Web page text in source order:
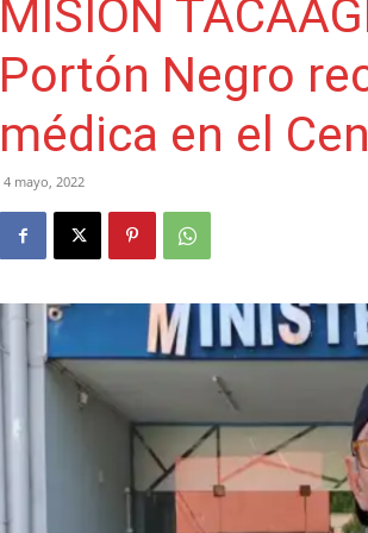
MISION
Portón Negro
médica en el
4 mayo, 2022